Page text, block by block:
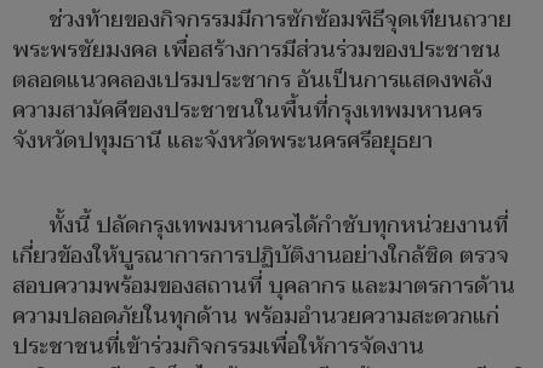
ช่วงท้ายของกิจกรรมมีการซักซ้อมพิธีจุดเทียนถวาย
พระพรชัยมงคล เพื่อสร้างการมีส่วนร่วมของประชาชน
ตลอดแนวคลองเปรมประชากร อันเป็นการแสดงพลัง
ความสามัคคีของประชาชนในพื้นที่กรุงเทพมหานคร
จังหวัดปทุมธานี และจังหวัดพระนครศรีอยุธยา
ทั้งนี้ ปลัดกรุงเทพมหานครได้กำชับทุกหน่วยงานที่
เกี่ยวข้องให้บูรณาการการปฏิบัติงานอย่างใกล้ชิด ตรวจ
สอบความพร้อมของสถานที่ บุคลากร และมาตรการด้าน
ความปลอดภัยในทุกด้าน พร้อมอำนวยความสะดวกแก่
ประชาชนที่เข้าร่วมกิจกรรมเพื่อให้การจัดงาน